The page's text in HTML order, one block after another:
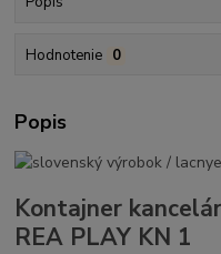
Hodnotenie 0
Popis
Kontajner
REA PLAY KN 1